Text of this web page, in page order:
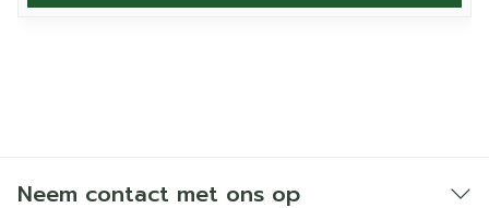
Neem contact met ons op